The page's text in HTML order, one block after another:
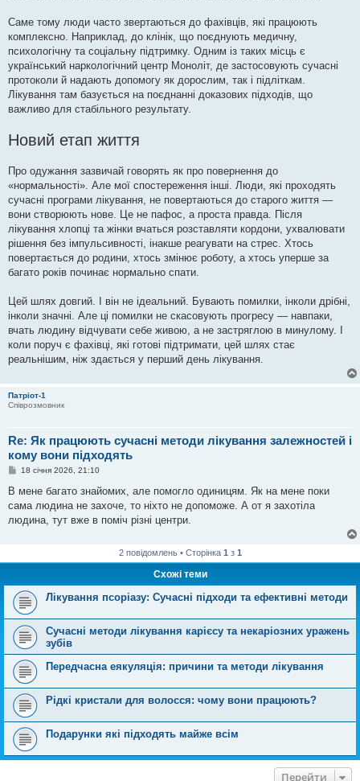
Саме тому люди часто звертаються до фахівців, які працюють
комплексно. Наприклад, до клінік, що поєднують медичну,
психологічну та соціальну підтримку. Одним із таких місць є
український наркологічний центр Моноліт, де застосовують сучасні
протоколи й надають допомогу як дорослим, так і підліткам.
Лікування там базується на поєднанні доказових підходів, що
важливо для стабільного результату.
Новий етап життя
Про одужання зазвичай говорять як про повернення до
«нормальності». Але мої спостереження інші. Люди, які проходять
сучасні програми лікування, не повертаються до старого життя —
вони створюють нове. Це не пафос, а проста правда. Після
лікування хлопці та жінки вчаться розставляти кордони, ухвалювати
рішення без імпульсивності, інакше реагувати на стрес. Хтось
повертається до родини, хтось змінює роботу, а хтось уперше за
багато років починає нормально спати.
Цей шлях довгий. І він не ідеальний. Бувають помилки, інколи дрібні,
інколи значні. Але ці помилки не скасовують прогресу — навпаки,
вчать людину відчувати себе живою, а не застряглою в минулому. І
коли поруч є фахівці, які готові підтримати, цей шлях стає
реальнішим, ніж здається у перший день лікування.
Патріот-1
Співрозмовник
Re: Як працюють сучасні методи лікування залежностей і
кому вони підходять
П
в
д
о
м
н
18 січня 2026, 21:10
В мене багато знайомих, але помогло одиницям. Як на мене поки
сама людина не захоче, то ніхто не допоможе. А от я захотіла
людина, тут вже в поміч різні центри.
2 повідомлень • Сторінка 1 з 1
Схожі теми
Лікування псоріазу: Сучасні підходи та ефективні методи
Сучасні методи лікування карієсу та некаріозних уражень
зубів
Передчасна еякуляція: причини та методи лікування
Рідкі кристали для волосся: чому вони працюють?
Подарунки які підходять майже всім
Перейти